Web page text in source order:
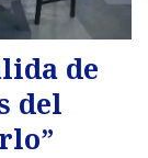
de
del